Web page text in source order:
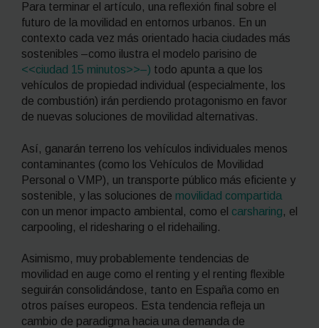
Para terminar el artículo, una reflexión final sobre el
futuro de la movilidad en entornos urbanos. En un
contexto cada vez más orientado hacia ciudades más
sostenibles –como ilustra el modelo parisino de
<<ciudad 15 minutos>>–) todo apunta a que los
vehículos de propiedad individual (especialmente, los
de combustión) irán perdiendo protagonismo en favor
de nuevas soluciones de movilidad alternativas.
Así, ganarán terreno los vehículos individuales menos
contaminantes (como los Vehículos de Movilidad
Personal o VMP), un transporte público más eficiente y
sostenible, y las soluciones de movilidad compartida
con un menor impacto ambiental, como el carsharing, el
carpooling, el ridesharing o el ridehailing.
Asimismo, muy probablemente tendencias de
movilidad en auge como el renting y el renting flexible
seguirán consolidándose, tanto en España como en
otros países europeos. Esta tendencia refleja un
cambio de paradigma hacia una demanda de